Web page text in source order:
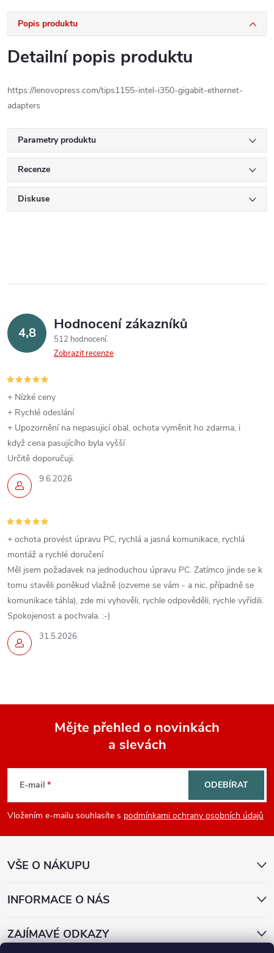
Popis produktu
Detailní popis produktu
https://lenovopress.com/tips1155-intel-i350-gigabit-ethernet-
adapters
Parametry produktu
Recenze
Diskuse
4,8 Hodnocení zákazníků
512 hodnocení
Zobrazit recenze
9.6.2026
+ Nízké ceny
+ Rychlé odeslání
+ Upozornění na nepasujicí obal, ochota vyměnit ho zdarma, i
když cena pasujícího byla vyšší
Určitě doporučuji.
31.5.2026
+ ochota provést úpravu PC, rychlá a jasná komunikace, rychlá
montáž a rychlé doručení
Měl jsem požadavek na jednoduchou úpravu PC. Zatímco jinde se k
tomu stavěli poněkud vlažně (ozveme se vám - a nic, případně se
komunikace táhla), zde mi vyhověli, rychle odpověděli, rychle vyřídili.
Spokojenost a pochvala. :-)
p
a
Mějte přehled o novinkách
a slevách
E-mail
Vložením e-mailu souhlasíte s podmínkami ochrany osobních údajů
ODEBÍRAT
VŠE O NÁKUPU
INFORMACE O NÁS
ZAJÍMAVÉ ODKAZY